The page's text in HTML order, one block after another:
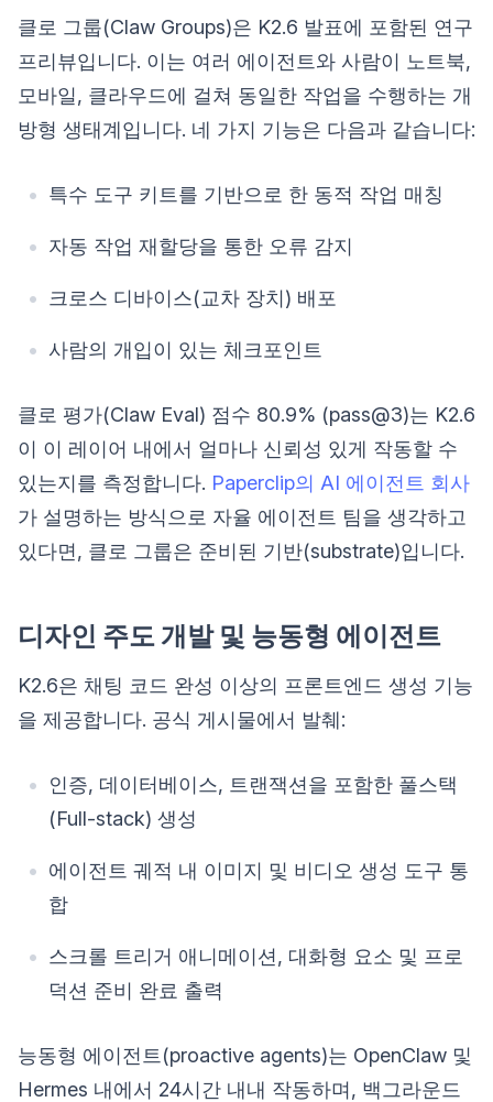
클로 그룹(Claw Groups)은 K2.6 발표에 포함된 연구
프리뷰입니다. 이는 여러 에이전트와 사람이 노트북,
모바일, 클라우드에 걸쳐 동일한 작업을 수행하는 개
방형 생태계입니다. 네 가지 기능은 다음과 같습니다:
특수 도구 키트를 기반으로 한 동적 작업 매칭
자동 작업 재할당을 통한 오류 감지
크로스 디바이스(교차 장치) 배포
사람의 개입이 있는 체크포인트
클로 평가(Claw Eval) 점수 80.9% (pass@3)는 K2.6
이 이 레이어 내에서 얼마나 신뢰성 있게 작동할 수
있는지를 측정합니다. Paperclip의 AI 에이전트 회사
가 설명하는 방식으로 자율 에이전트 팀을 생각하고
있다면, 클로 그룹은 준비된 기반(substrate)입니다.
디자인 주도 개발 및 능동형 에이전트
K2.6은 채팅 코드 완성 이상의 프론트엔드 생성 기능
을 제공합니다. 공식 게시물에서 발췌:
인증, 데이터베이스, 트랜잭션을 포함한 풀스택
(Full-stack) 생성
에이전트 궤적 내 이미지 및 비디오 생성 도구 통
합
스크롤 트리거 애니메이션, 대화형 요소 및 프로
덕션 준비 완료 출력
능동형 에이전트(proactive agents)는 OpenClaw 및
Hermes 내에서 24시간 내내 작동하며, 백그라운드